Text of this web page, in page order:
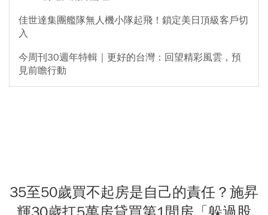
佳世達集團艦隊無人機小隊起飛！鎖定美日頂級客戶切
入
今周刊30週年特輯｜更好的台灣：回望精彩風雲，預
見前瞻行動
35至50歲買不起房是自己的責任？施昇